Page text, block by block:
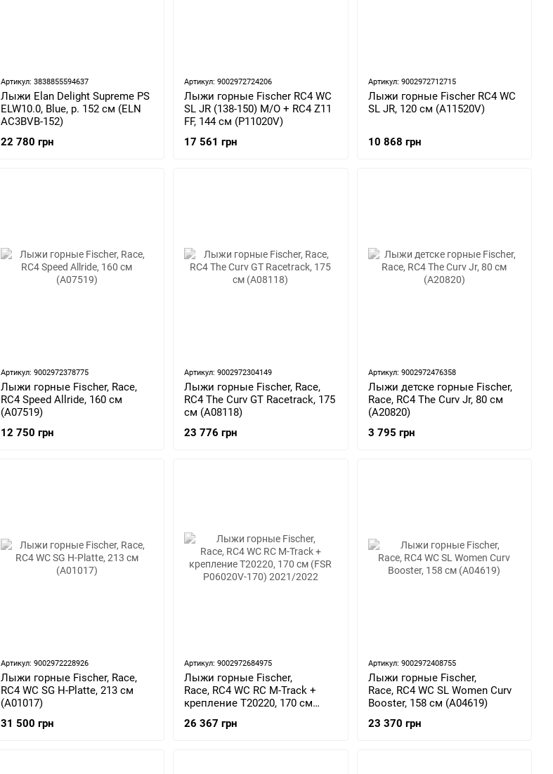
Артикул: 3838855594637
Лыжи Elan Delight Supreme PS
ELW10.0, Blue, р. 152 см (ELN
AC3BVB-152)
22 780 грн
Артикул: 9002972724206
Лыжи горные Fischer RC4 WC
SL JR (138-150) M/O + RC4 Z11
FF, 144 см (P11020V)
17 561 грн
Артикул: 9002972712715
Лыжи горные Fischer RC4 WC
SL JR, 120 см (A11520V)
10 868 грн
Артикул: 9002972378775
Лыжи горные Fischer, Race,
RC4 Speed Allride, 160 см
(A07519)
12 750 грн
Артикул: 9002972304149
Лыжи горные Fischer, Race,
RC4 The Curv GT Racetrack, 175
см (A08118)
23 776 грн
Артикул: 9002972476358
Лыжи детске горные Fischer,
Race, RC4 The Curv Jr, 80 см
(A20820)
3 795 грн
Артикул: 9002972228926
Лыжи горные Fischer, Race,
RC4 WC SG H-Platte, 213 см
(A01017)
31 500 грн
Артикул: 9002972684975
Лыжи горные Fischer,
Race, RC4 WC RC M-Track +
крепление T20220, 170 см
26 367 грн
Артикул: 9002972408755
Лыжи горные Fischer,
Race, RC4 WC SL Women Curv
Booster, 158 см (A04619)
23 370 грн